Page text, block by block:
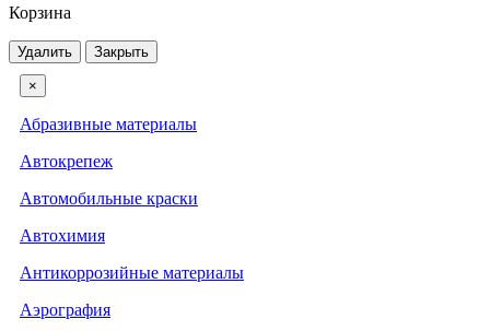
Корзина
Удалить Закрыть
×
Абразивные материалы
Автокрепеж
Автомобильные краски
Автохимия
Антикоррозийные материалы
Аэрография